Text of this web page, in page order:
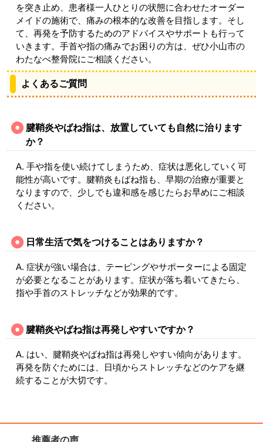
を突き止め、患者様一人ひとりの状態に合わせたオーダー
メイドの施術で、痛みの根本的な改善を目指します。そし
て、再発を予防するためのアドバイスやサポートも行って
いきます。手首や指の痛みでお困りの方は、ぜひ小山市の
わたなべ整骨院にご相談ください。
よくあるご質問
腱鞘炎やばね指は、放置していても自然に治ります
か？
A. 手や指を使い続けてしまうため、症状は悪化していく可
能性が高いです。腱鞘炎もばね指も、早期の治療が重要と
なりますので、少しでも違和感を感じたらお早めにご相談
ください。
日常生活で気をつけることはありますか？
A. 症状が強い場合は、テーピングやサポーターによる固定
が必要となることがあります。症状が落ち着いてきたら、
指や手首のストレッチなどが効果的です。
腱鞘炎やばね指は再発しやすいですか？
A. はい、腱鞘炎やばね指は再発しやすい傾向があります。
再発を防ぐためには、日頃からストレッチなどのケアを継
続することが大切です。
推薦者の声